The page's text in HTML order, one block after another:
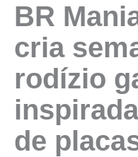
BR
cria
rodízio
de